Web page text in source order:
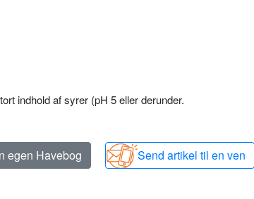
indhold af syrer (pH 5 eller derunder.
egen Havebog Send artikel til en ven